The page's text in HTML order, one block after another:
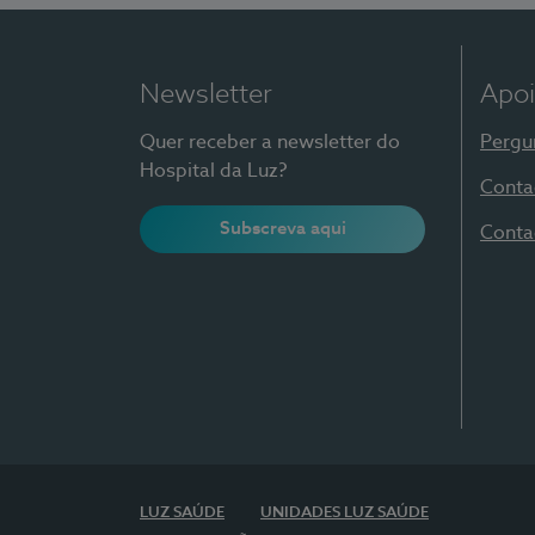
Newsletter
Quer receber a newsletter do
Hospital da Luz?
Subscreva aqui
LUZ SAÚDE UNIDADES LUZ SAÚDE